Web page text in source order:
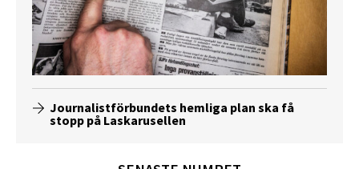
Journalistförbundets hemliga plan ska få
stopp på Laskarusellen